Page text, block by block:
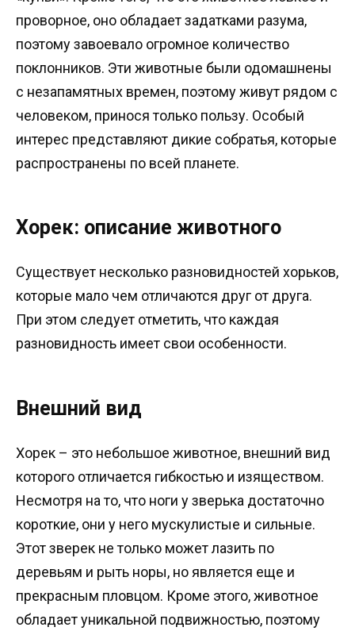
проворное, оно обладает задатками разума,
поэтому завоевало огромное количество
поклонников. Эти животные были одомашнены
с незапамятных времен, поэтому живут рядом с
человеком, принося только пользу. Особый
интерес представляют дикие собратья, которые
распространены по всей планете.
Хорек: описание животного
Существует несколько разновидностей хорьков,
которые мало чем отличаются друг от друга.
При этом следует отметить, что каждая
разновидность имеет свои особенности.
Внешний вид
Хорек – это небольшое животное, внешний вид
которого отличается гибкостью и изяществом.
Несмотря на то, что ноги у зверька достаточно
короткие, они у него мускулистые и сильные.
Этот зверек не только может лазить по
деревьям и рыть норы, но является еще и
прекрасным пловцом. Кроме этого, животное
обладает уникальной подвижностью, поэтому